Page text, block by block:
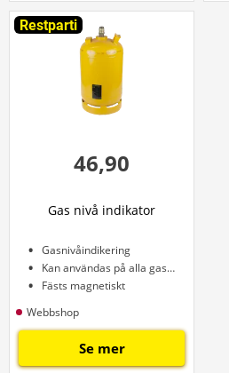
Restparti
46,90
Gas nivå indikator
Gasnivåindikering
Kan användas på alla gasflaskor
Fästs magnetiskt
Webbshop
Se mer